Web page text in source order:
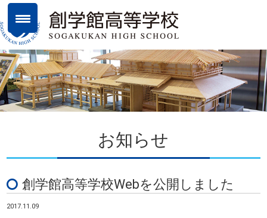
お知らせ
創学館高等学校Webを公開しました
2017.11.09